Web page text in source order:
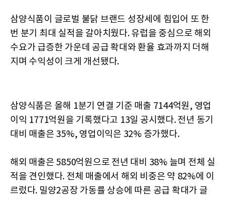
삼양식품이 글로벌 불닭 브랜드 성장세에 힘입어 또 한
번 분기 최대 실적을 갈아치웠다. 유럽을 중심으로 해외
수요가 급증한 가운데 공급 확대와 환율 효과까지 더해
지며 수익성이 크게 개선됐다.
삼양식품은 올해 1분기 연결 기준 매출 7144억원, 영업
이익 1771억원을 기록했다고 13일 공시했다. 전년 동기
대비 매출은 35%, 영업이익은 32% 증가했다.
해외 매출은 5850억원으로 전년 대비 38% 늘며 전체 실
적을 견인했다. 전체 매출에서 해외 비중은 약 82%에 이
르렀다. 밀양2공장 가동률 상승에 따른 공급 확대가 글